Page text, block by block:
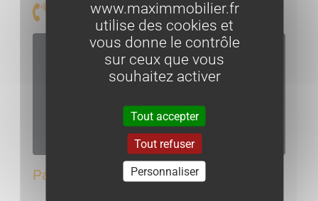
Prenons contact
CYRIL SINTES
Assistant gestion locative
location@maximmobilier.fr
Par téléphone
www.maximmobilier.fr
utilise des cookies et
vous donne le contrôle
sur ceux que vous
souhaitez activer
Tout accepter
Tout refuser
Personnaliser